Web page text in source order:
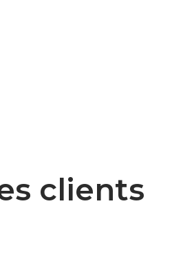
clients